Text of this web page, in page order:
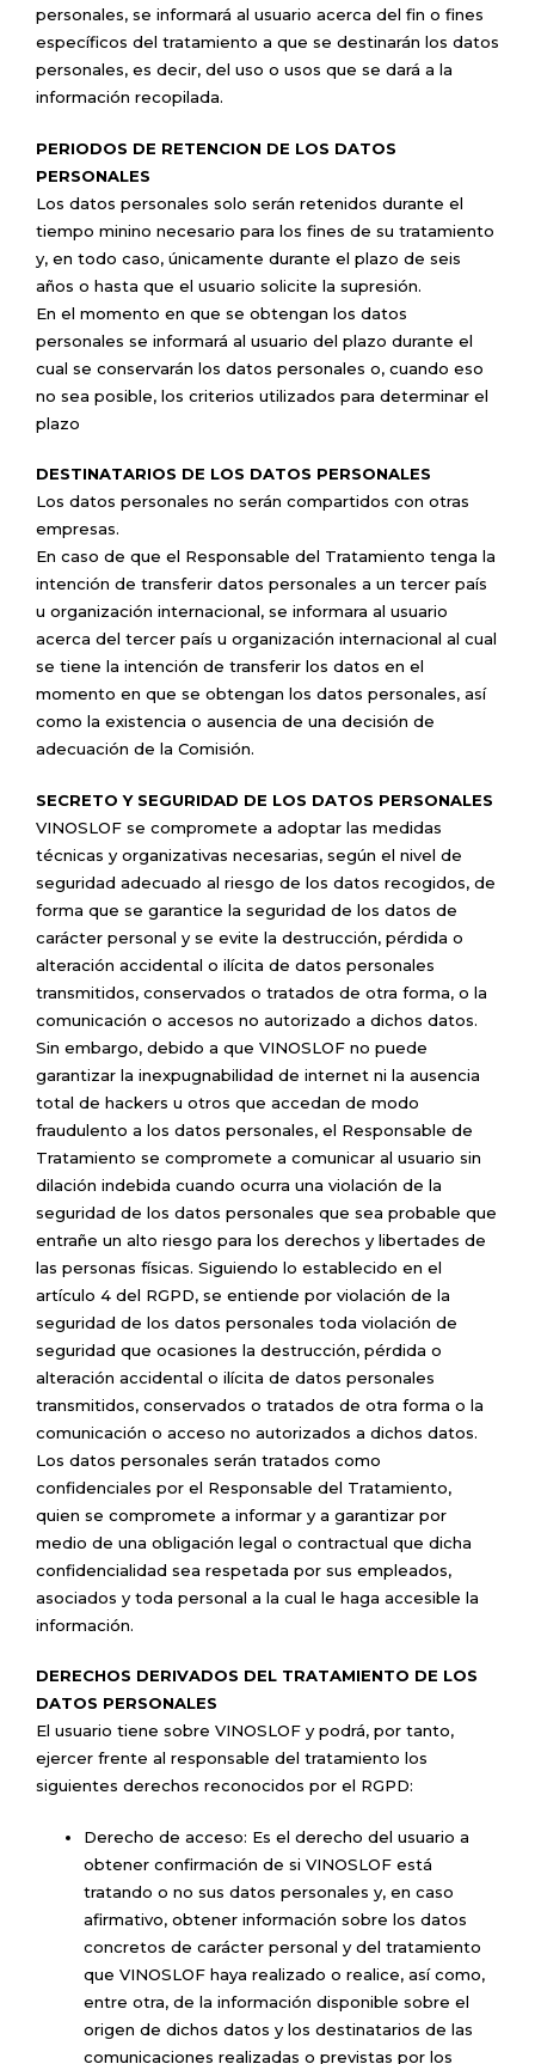
personales, se informará al usuario acerca del fin o fines
específicos del tratamiento a que se destinarán los datos
personales, es decir, del uso o usos que se dará a la
información recopilada.
PERIODOS DE RETENCION DE LOS DATOS
PERSONALES
Los datos personales solo serán retenidos durante el
tiempo minino necesario para los fines de su tratamiento
y, en todo caso, únicamente durante el plazo de seis
años o hasta que el usuario solicite la supresión.
En el momento en que se obtengan los datos
personales se informará al usuario del plazo durante el
cual se conservarán los datos personales o, cuando eso
no sea posible, los criterios utilizados para determinar el
plazo
DESTINATARIOS DE LOS DATOS PERSONALES
Los datos personales no serán compartidos con otras
empresas.
En caso de que el Responsable del Tratamiento tenga la
intención de transferir datos personales a un tercer país
u organización internacional, se informara al usuario
acerca del tercer país u organización internacional al cual
se tiene la intención de transferir los datos en el
momento en que se obtengan los datos personales, así
como la existencia o ausencia de una decisión de
adecuación de la Comisión.
SECRETO Y SEGURIDAD DE LOS DATOS PERSONALES
VINOSLOF se compromete a adoptar las medidas
técnicas y organizativas necesarias, según el nivel de
seguridad adecuado al riesgo de los datos recogidos, de
forma que se garantice la seguridad de los datos de
carácter personal y se evite la destrucción, pérdida o
alteración accidental o ilícita de datos personales
transmitidos, conservados o tratados de otra forma, o la
comunicación o accesos no autorizado a dichos datos.
Sin embargo, debido a que VINOSLOF no puede
garantizar la inexpugnabilidad de internet ni la ausencia
total de hackers u otros que accedan de modo
fraudulento a los datos personales, el Responsable de
Tratamiento se compromete a comunicar al usuario sin
dilación indebida cuando ocurra una violación de la
seguridad de los datos personales que sea probable que
entrañe un alto riesgo para los derechos y libertades de
las personas físicas. Siguiendo lo establecido en el
artículo 4 del RGPD, se entiende por violación de la
seguridad de los datos personales toda violación de
seguridad que ocasiones la destrucción, pérdida o
alteración accidental o ilícita de datos personales
transmitidos, conservados o tratados de otra forma o la
comunicación o acceso no autorizados a dichos datos.
Los datos personales serán tratados como
confidenciales por el Responsable del Tratamiento,
quien se compromete a informar y a garantizar por
medio de una obligación legal o contractual que dicha
confidencialidad sea respetada por sus empleados,
asociados y toda personal a la cual le haga accesible la
información.
DERECHOS DERIVADOS DEL TRATAMIENTO DE LOS
DATOS PERSONALES
El usuario tiene sobre VINOSLOF y podrá, por tanto,
ejercer frente al responsable del tratamiento los
siguientes derechos reconocidos por el RGPD:
Derecho de acceso: Es el derecho del usuario a
obtener confirmación de si VINOSLOF está
tratando o no sus datos personales y, en caso
afirmativo, obtener información sobre los datos
concretos de carácter personal y del tratamiento
que VINOSLOF haya realizado o realice, así como,
entre otra, de la información disponible sobre el
origen de dichos datos y los destinatarios de las
comunicaciones realizadas o previstas por los